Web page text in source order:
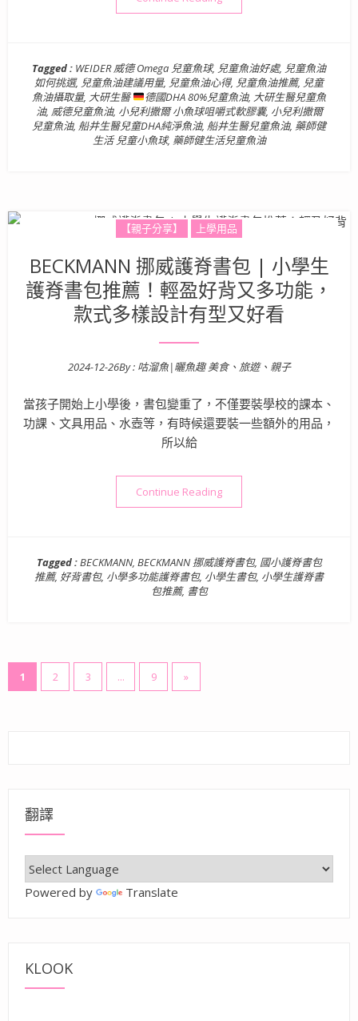
Tagged : WEIDER 威德 Omega 兒童魚球, 兒童魚油好處, 兒童魚油
如何挑選, 兒童魚油建議用量, 兒童魚油心得, 兒童魚油推薦, 兒童
魚油攝取量, 大研生醫 德國DHA 80%兒童魚油, 大研生醫兒童魚
油, 威德兒童魚油, 小兒利撒爾 小魚球咀嚼式軟膠囊, 小兒利撒爾
兒童魚油, 船井生醫兒童DHA純淨魚油, 船井生醫兒童魚油, 藥師健
生活 兒童小魚球, 藥師健生活兒童魚油
【親子分享】 上學用品
BECKMANN 挪威護脊書包 | 小學生
護脊書包推薦！輕盈好背又多功能，
款式多樣設計有型又好看
Posted on
2024-12-26By : 咕溜魚|曬魚趣 美食、旅遊、親子
當孩子開始上小學後，書包變重了，不僅要裝學校的課本、
功課、文具用品、水壺等，有時候還要裝一些額外的用品，
所以給
Continue Reading“BECKMANN 挪威護脊書包
Tagged :BECKMANN, BECKMANN 挪威護脊書包, 國小護脊書包
推薦, 好背書包, 小學多功能護脊書包, 小學生書包, 小學生護脊書
包推薦, 書包
文
章
1 2 3 ... 9 »
翻譯
Powered by Translate
KLOOK